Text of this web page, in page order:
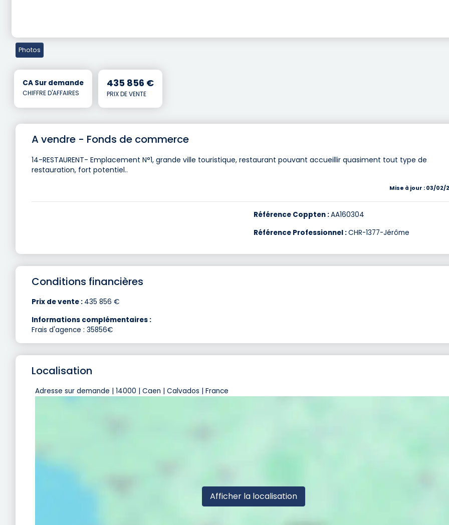
Photos
CA Sur demande
CHIFFRE D'AFFAIRES
435 856 €
PRIX DE VENTE
A vendre - Fonds de commerce
14-RESTAURENT- Emplacement N°1, grande ville touristique, restaurant pouvant accueillir quasiment tout type de
restauration, fort potentiel..
Mise à jour : 03/02/
Référence Coppten :AA160304
Référence Professionnel :CHR-1377-Jérôme
Conditions financières
Prix de vente : 435 856 €
Informations complémentaires :
Frais d'agence : 35856€
Localisation
Adresse sur demande | 14000 | Caen | Calvados | France
Afficher la localisation